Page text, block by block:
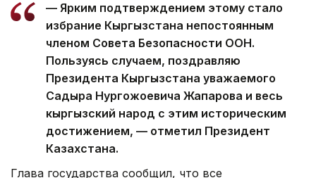
— Ярким подтверждением этому стало
избрание Кыргызстана непостоянным
членом Совета Безопасности ООН.
Пользуясь случаем, поздравляю
Президента Кыргызстана уважаемого
Садыра Нургожоевича Жапарова и весь
кыргызский народ с этим историческим
достижением, — отметил Президент
Казахстана.
Глава государства сообщил, что все